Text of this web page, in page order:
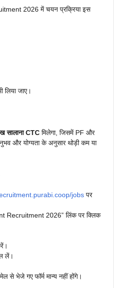
2026 में चयन प्रक्रिया इस
लिया जाए।
सालाना CTC मिलेगा, जिसमें PF और
और योग्यता के अनुसार थोड़ी कम या
jobs पर
Recruitment 2026” लिंक पर क्लिक
लें।
से भेजे गए फॉर्म मान्य नहीं होंगे।